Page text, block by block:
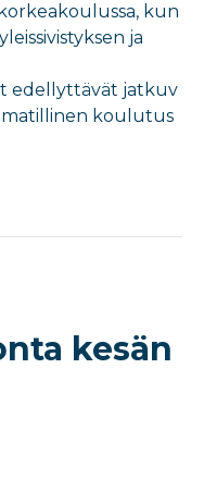
kun
ja
edellyttävät jatkuv
koulutus
kesän